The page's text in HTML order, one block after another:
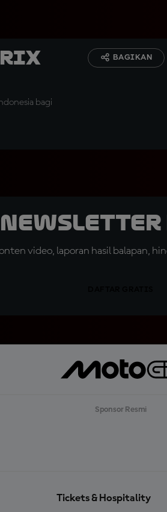
bagi
BAGIKAN
video, laporan hasil balapan,
Sponsor Resmi
Tickets & Hospitality